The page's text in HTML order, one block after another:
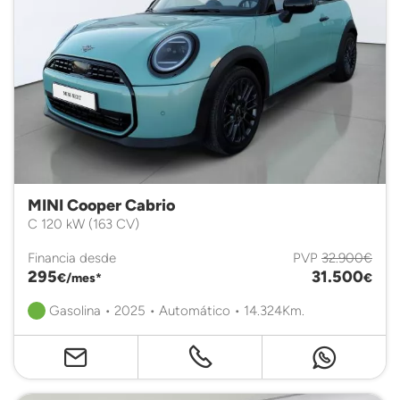
MINI Cooper Cabrio
C 120 kW (163 CV)
Financia desde
295€/mes*
PVP 32.900€
31.500€
Gasolina • 2025 • Automático • 14.324Km.